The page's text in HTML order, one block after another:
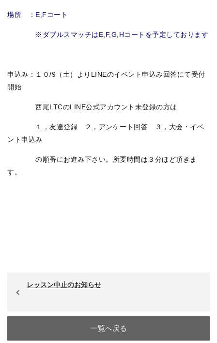
場所 ：E,Fコート
※ダブルスマッチはE,F,G,Hコートを予定しております
申込み：１０/9（土）よりLINEのイベント申込み回答にて受付
開始
西尾LTCのLINE公式アカウント未登録の方は
１，友達登録 ２，アンケート回答 ３，大会・イベ
ント申込み
の順番にお進み下さい。所要時間は３分ほど頂きま
す。
レッスン中止のお知らせ
一覧へ戻る